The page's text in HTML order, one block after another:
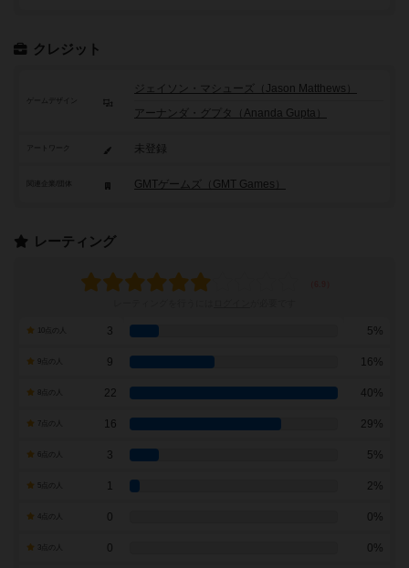
クレジット
ゲームデザイン
ジェイソン・マシューズ（Jason Matthews）
アーナンダ・グプタ（Ananda Gupta）
アートワーク 未登録
GMTゲームズ（GMT Games）
レーティング
3 5%
9 16%
22 40%
7点の人 16 29%
3 5%
1 2%
0 0%
0 0%